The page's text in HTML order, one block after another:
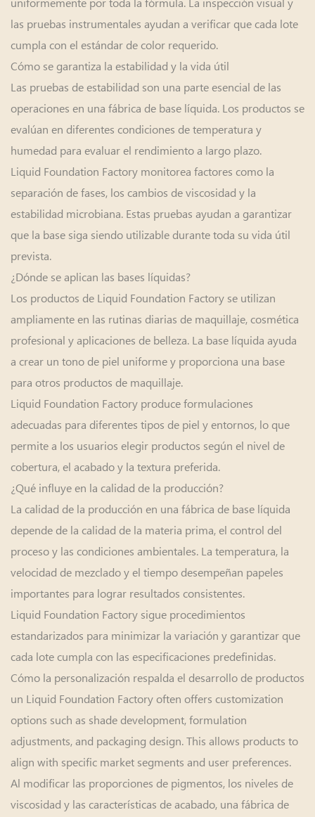
las pruebas instrumentales ayudan a verificar que cada lote
cumpla con el estándar de color requerido.
Cómo se garantiza la estabilidad y la vida útil
Las pruebas de estabilidad son una parte esencial de las
operaciones en una fábrica de base líquida. Los productos se
evalúan en diferentes condiciones de temperatura y
humedad para evaluar el rendimiento a largo plazo.
Liquid Foundation Factory monitorea factores como la
separación de fases, los cambios de viscosidad y la
estabilidad microbiana. Estas pruebas ayudan a garantizar
que la base siga siendo utilizable durante toda su vida útil
prevista.
¿Dónde se aplican las bases líquidas?
Los productos de Liquid Foundation Factory se utilizan
ampliamente en las rutinas diarias de maquillaje, cosmética
profesional y aplicaciones de belleza. La base líquida ayuda
a crear un tono de piel uniforme y proporciona una base
para otros productos de maquillaje.
Liquid Foundation Factory produce formulaciones
adecuadas para diferentes tipos de piel y entornos, lo que
permite a los usuarios elegir productos según el nivel de
cobertura, el acabado y la textura preferida.
¿Qué influye en la calidad de la producción?
La calidad de la producción en una fábrica de base líquida
depende de la calidad de la materia prima, el control del
proceso y las condiciones ambientales. La temperatura, la
velocidad de mezclado y el tiempo desempeñan papeles
importantes para lograr resultados consistentes.
Liquid Foundation Factory sigue procedimientos
estandarizados para minimizar la variación y garantizar que
cada lote cumpla con las especificaciones predefinidas.
Cómo la personalización respalda el desarrollo de productos
un Liquid Foundation Factory often offers customization
options such as shade development, formulation
adjustments, and packaging design. This allows products to
align with specific market segments and user preferences.
Al modificar las proporciones de pigmentos, los niveles de
viscosidad y las características de acabado, una fábrica de